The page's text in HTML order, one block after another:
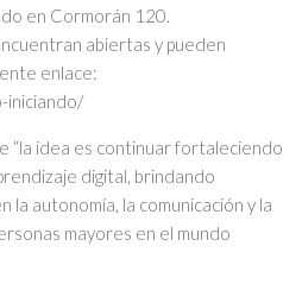
en Cormorán 120.
abiertas y pueden
enlace:
iniciando/
“la idea es continuar fortaleciendo
digital, brindando
autonomía, la comunicación y la
mayores en el mundo